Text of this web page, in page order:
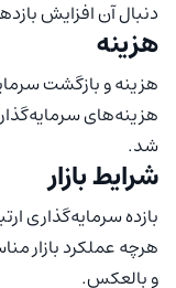
دنبال آن افزایش
هزینه
هزینه و بازگشت
هزینه‌های
شد.
شرایط بازار
بازده سرمایه‌گذاری
هرچه عملکرد بازار
و بالعکس.